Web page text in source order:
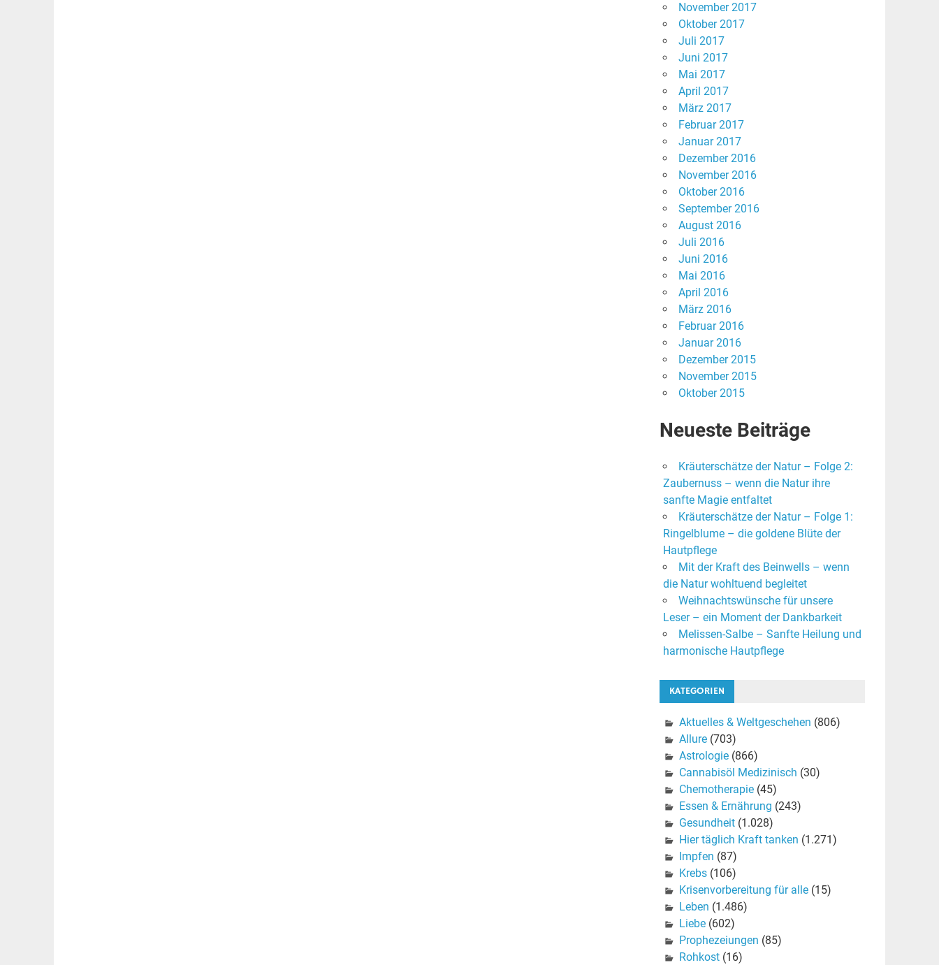
November 2017
Oktober 2017
Juli 2017
Juni 2017
Mai 2017
April 2017
März 2017
Februar 2017
Januar 2017
Dezember 2016
November 2016
Oktober 2016
September 2016
August 2016
Juli 2016
Juni 2016
Mai 2016
April 2016
März 2016
Februar 2016
Januar 2016
Dezember 2015
November 2015
Oktober 2015
Neueste Beiträge
Kräuterschätze der Natur – Folge 2:
Zaubernuss – wenn die Natur ihre
sanfte Magie entfaltet
Kräuterschätze der Natur – Folge 1:
Ringelblume – die goldene Blüte der
Hautpflege
Mit der Kraft des Beinwells – wenn
die Natur wohltuend begleitet
Weihnachtswünsche für unsere
Leser – ein Moment der Dankbarkeit
Melissen-Salbe – Sanfte Heilung und
harmonische Hautpflege
KATEGORIEN
Aktuelles & Weltgeschehen (806)
Allure(703)
Astrologie(866)
Cannabisöl Medizinisch (30)
Chemotherapie(45)
Essen & Ernährung (243)
Gesundheit(1.028)
Hier täglich Kraft tanken (1.271)
Impfen (87)
Krebs(106)
Krisenvorbereitung für alle(15)
Leben (1.486)
Liebe(602)
Prophezeiungen (85)
Rohkost(16)